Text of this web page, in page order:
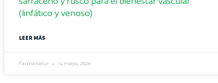
(linfático y venoso)
LEER MÁS
Farmanatur 14 mayo, 2026